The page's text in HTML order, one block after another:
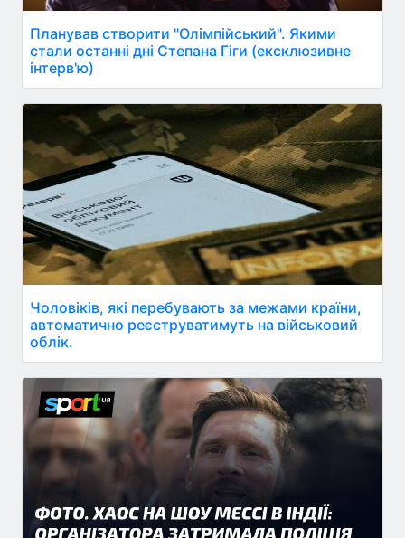
Планував створити "Олімпійський". Якими
стали останні дні Степана Гіги (ексклюзивне
інтерв'ю)
Чоловіків, які перебувають за межами країни,
автоматично реєструватимуть на військовий
облік.